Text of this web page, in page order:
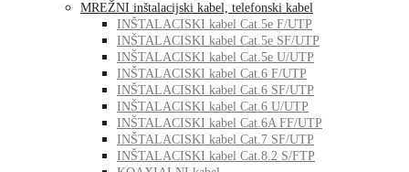
MREŽNI inštalacijski kabel, telefonski kabel
INŠTALACISKI kabel Cat.5e F/UTP
INŠTALACISKI kabel Cat.5e SF/UTP
INŠTALACISKI kabel Cat.5e U/UTP
INŠTALACISKI kabel Cat.6 F/UTP
INŠTALACISKI kabel Cat.6 SF/UTP
INŠTALACISKI kabel Cat.6 U/UTP
INŠTALACISKI kabel Cat.6A FF/UTP
INŠTALACISKI kabel Cat.7 SF/UTP
INŠTALACISKI kabel Cat.8.2 S/FTP